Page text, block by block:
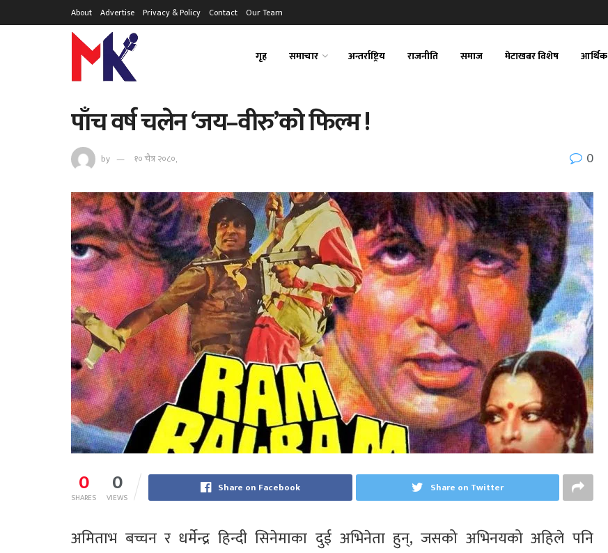
About Advertise Privacy & Policy Contact Our Team
गृह समाचार अन्तर्राष्ट्रिय राजनीति समाज मेटाखबर विशेष आर्थिक
पाँच वर्ष चलेन ‘जय–वीरु’को फिल्म !
by १० चैत्र २०८०, 0
0
SHARES 0
VIEWS
Share on Facebook Share on Twitter
अमिताभ बच्चन र धर्मेन्द्र हिन्दी सिनेमाका दुई अभिनेता हुन्, जसको अभिनयको अहिले पनि